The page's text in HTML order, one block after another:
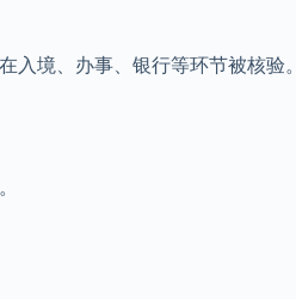
入境、办事、银行等环节被核验。